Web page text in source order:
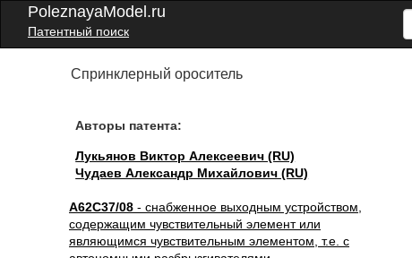
PoleznayaModel.ru
Патентный поиск
Спринклерный ороситель
Авторы патента:
Лукьянов Виктор Алексеевич (RU)
Чудаев Александр Михайлович (RU)
A62C37/08 - снабженное выходным устройством,
содержащим чувствительный элемент или
являющимся чувствительным элементом, т.е. с